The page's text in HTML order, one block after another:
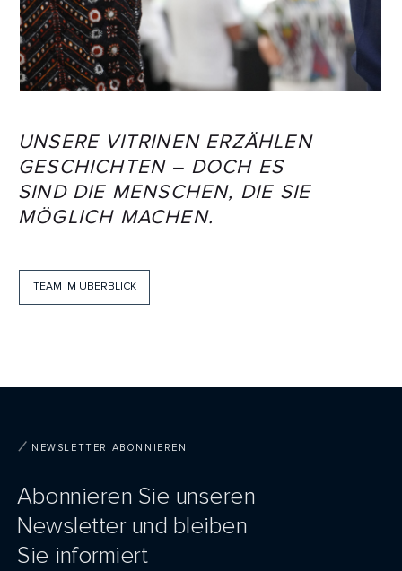
UNSERE VITRINEN ERZÄHLEN
GESCHICHTEN – DOCH ES
SIND DIE MENSCHEN, DIE SIE
MÖGLICH MACHEN.
TEAM IM ÜBERBLICK
Abonnieren Sie unseren
Newsletter und bleiben
Sie informiert
NEWSLETTER ABONNIEREN